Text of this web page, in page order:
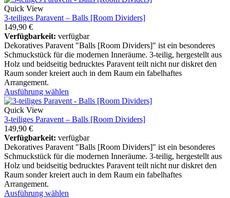
Quick View
3-teiliges Paravent – Balls [Room Dividers]
149,90 €
Verfügbarkeit: verfügbar
Dekoratives Paravent "Balls [Room Dividers]" ist ein besonderes
Schmuckstück für die modernen Inneräume. 3-teilig, hergestellt aus
Holz und beidseitig bedrucktes Paravent teilt nicht nur diskret den
Raum sonder kreiert auch in dem Raum ein fabelhaftes
Arrangement.
Ausführung wählen
Quick View
3-teiliges Paravent – Balls [Room Dividers]
149,90 €
Verfügbarkeit: verfügbar
Dekoratives Paravent "Balls [Room Dividers]" ist ein besonderes
Schmuckstück für die modernen Inneräume. 3-teilig, hergestellt aus
Holz und beidseitig bedrucktes Paravent teilt nicht nur diskret den
Raum sonder kreiert auch in dem Raum ein fabelhaftes
Arrangement.
Ausführung wählen